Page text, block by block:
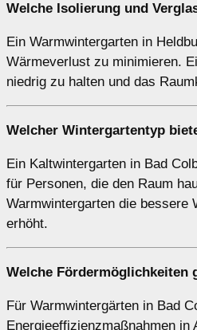
Welche Isolierung und
Ein Warmwintergarten in
Wärmeverlust zu minimieren.
niedrig zu halten und das
Welcher Wintergartentyp
Ein Kaltwintergarten in Bad
für Personen, die den Raum
Warmwintergarten die bessere
erhöht.
Welche Fördermöglichkeiten
Für Warmwintergärten in Bad
Energieeffizienzmaßnahmen